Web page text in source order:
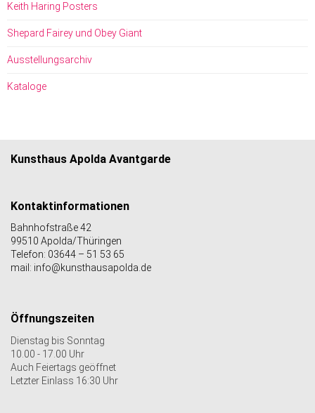
Keith Haring Posters
Shepard Fairey und Obey Giant
Ausstellungsarchiv
Kataloge
Kunsthaus Apolda Avantgarde
Kontaktinformationen
Bahnhofstraße 42
99510 Apolda/Thüringen
Telefon: 03644 – 51 53 65
mail: info@kunsthausapolda.de
Öffnungszeiten
Dienstag bis Sonntag
10.00 - 17.00 Uhr
Auch Feiertags geöffnet
Letzter Einlass 16:30 Uhr